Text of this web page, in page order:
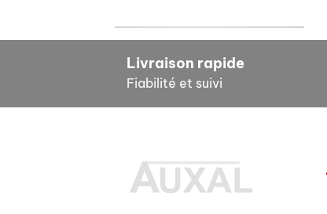
7700804635
Durite radiateur chauffage
Cale reglage gache coffre R5
Livraison rapide
Fiabilité et suivi